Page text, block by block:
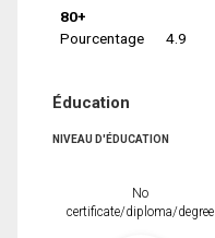
80+
Pourcentage
4.9
Éducation
NIVEAU D'ÉDUCATION
No
certificate/diploma/degree